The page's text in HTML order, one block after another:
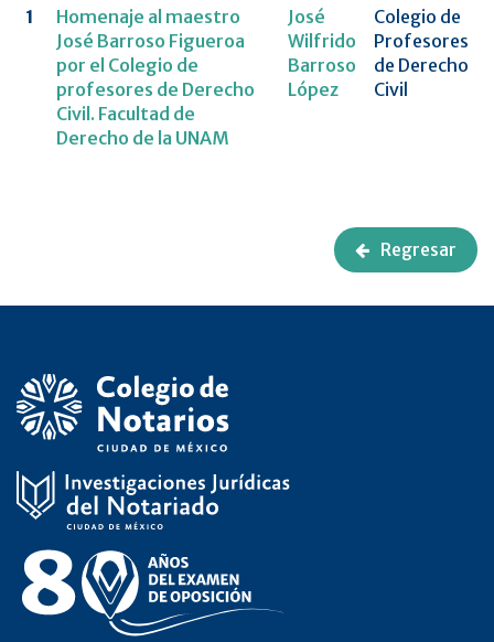
1
Homenaje al maestro
José Barroso Figueroa
por el Colegio de
profesores de Derecho
Civil. Facultad de
Derecho de la UNAM
José
Wilfrido
Barroso
López
Colegio de
Profesores
de Derecho
Civil
Regresar